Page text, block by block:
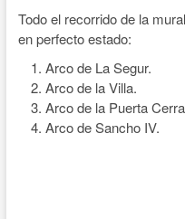
Todo el recorrido de la
en perfecto estado:
Arco de La Segur.
Arco de la Villa.
Arco de la Puerta
Arco de Sancho IV.